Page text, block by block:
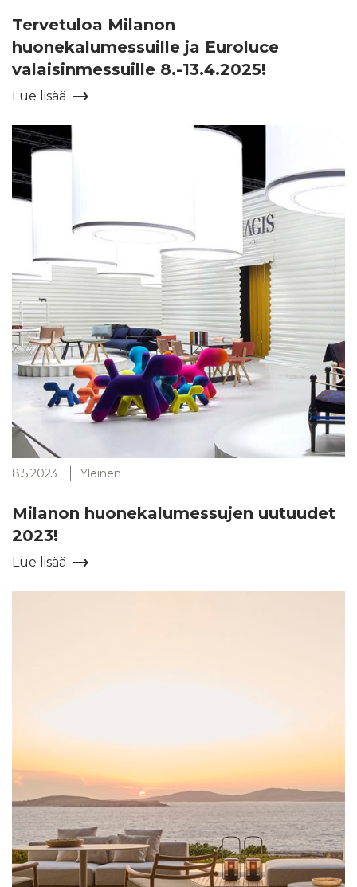
Tervetuloa Milanon
huonekalumessuille ja Euroluce
valaisinmessuille 8.-13.4.2025!
Lue lisää
8.5.2023 Yleinen
Milanon huonekalumessujen uutuudet
2023!
Lue lisää